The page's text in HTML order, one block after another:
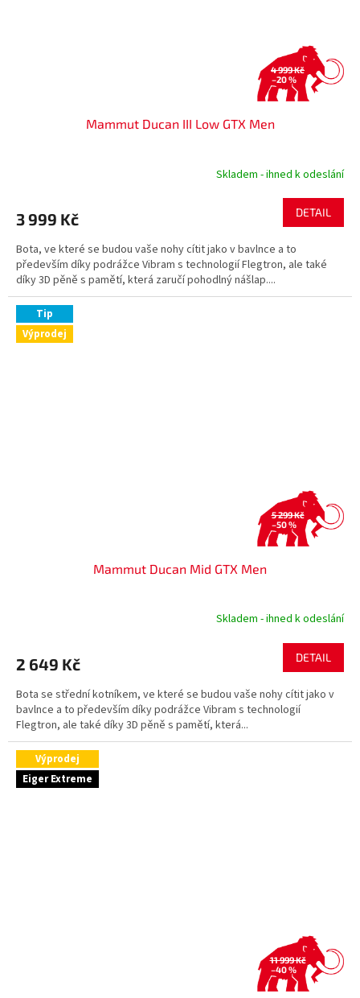
4 999 Kč
–20 %
Mammut Ducan III Low GTX Men
Skladem - ihned k odeslání
3 999 Kč DETAIL
Bota, ve které se budou vaše nohy cítit jako v bavlnce a to
především díky podrážce Vibram s technologií Flegtron, ale také
díky 3D pěně s pamětí, která zaručí pohodlný nášlap....
Tip
Výprodej
5 299 Kč
–50 %
Mammut Ducan Mid GTX Men
Skladem - ihned k odeslání
2 649 Kč DETAIL
Bota se střední kotníkem, ve které se budou vaše nohy cítit jako v
bavlnce a to především díky podrážce Vibram s technologií
Flegtron, ale také díky 3D pěně s pamětí, která...
Výprodej
Eiger Extreme
11 999 Kč
–40 %